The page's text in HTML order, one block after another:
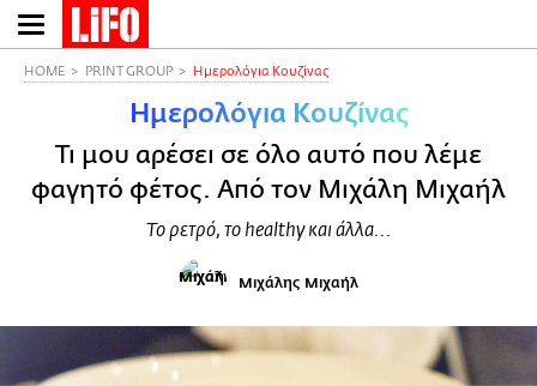
Παράκαμψη
προς
HOME PRINT GROUP Ημερολόγια Κουζίνας
Ημερολόγια Κουζίνας
Τι μου αρέσει σε όλο αυτό που λέμε
φαγητό φέτος. Από τον Μιχάλη Μιχαήλ
Το ρετρό, το healthy και άλλα...
Μιχάλης Μιχαήλ